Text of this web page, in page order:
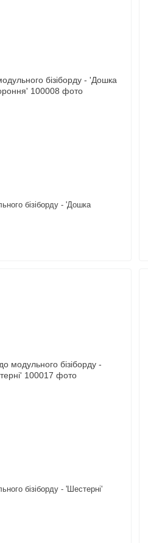
бізіборду - 'Дошка
бізіборду - 'Шестерні'